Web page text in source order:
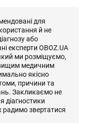
для
й не
або
експерти OBOZ.UA
ми розміщуємо,
медичним
якісно
причини та
Закликаємо не
діагностики
радимо звертатися